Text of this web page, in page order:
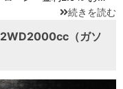
続きを読む
（ガソ